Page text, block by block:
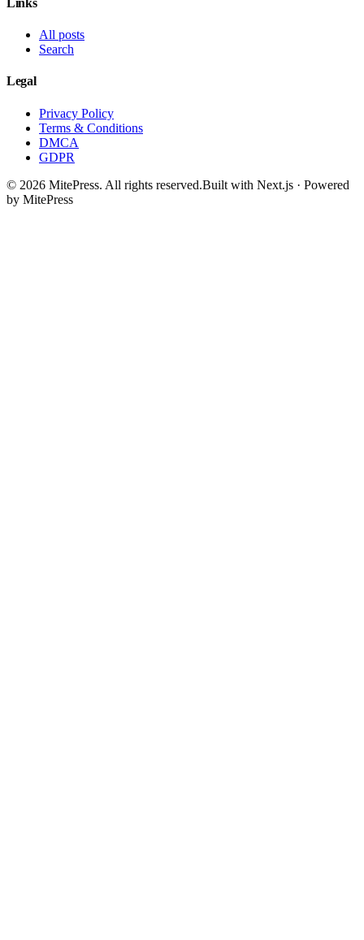
All posts
Search
Legal
Privacy Policy
Terms & Conditions
DMCA
GDPR
© 2026 MitePress. All rights reserved.Built with Next.js · Powered
by MitePress